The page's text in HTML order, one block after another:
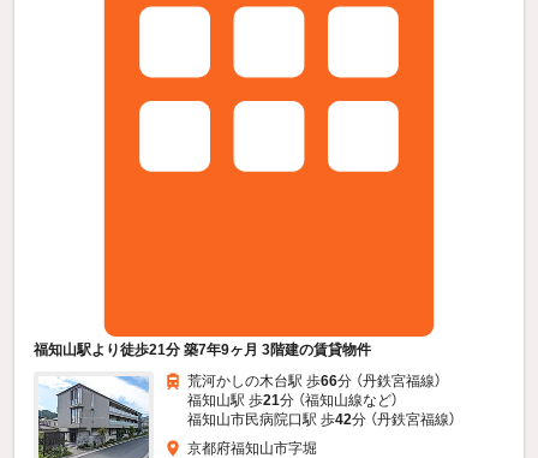
福知山駅より徒歩21分 築7年9ヶ月 3階建の賃貸物件
荒河かしの木台駅 歩66分 （丹鉄宮福線）
福知山駅 歩21分 （福知山線など）
福知山市民病院口駅 歩42分 （丹鉄宮福線）
京都府福知山市字堀